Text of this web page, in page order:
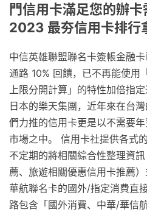
門信用卡滿足您的辦
2023 最夯信用卡排行
中信英雄聯盟聯名卡簽帳金融
通路 10% 回饋，已不再能使用
上限分開計算」的特性加倍指
日本的樂天集團，近年來在台
們力推的信用卡更是以不需要
市場之中。 信用卡社提供各式
不定期的將相關綜合性整理資
薦、旅遊相關優惠信用卡推薦
華航聯名卡的國外/指定消費直
路包含「國外消費、中華/華信